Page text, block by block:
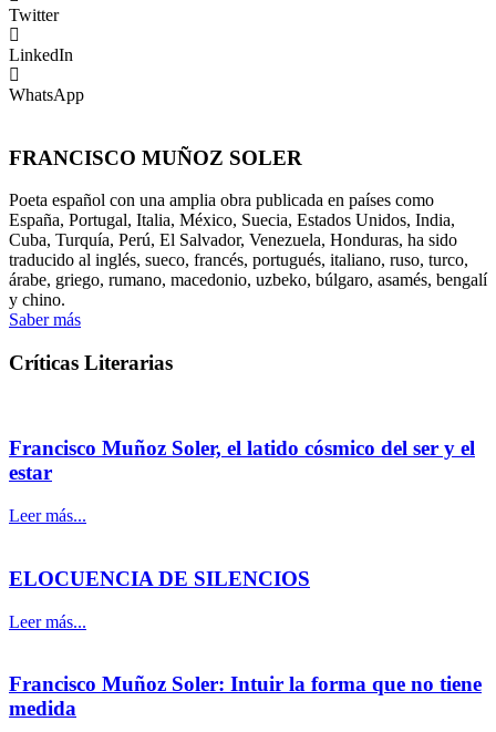
Twitter
LinkedIn
WhatsApp
FRANCISCO MUÑOZ SOLER
Poeta español con una amplia obra publicada en países como
España, Portugal, Italia, México, Suecia, Estados Unidos, India,
Cuba, Turquía, Perú, El Salvador, Venezuela, Honduras, ha sido
traducido al inglés, sueco, francés, portugués, italiano, ruso, turco,
árabe, griego, rumano, macedonio, uzbeko, búlgaro, asamés, bengalí
y chino.
Saber más
Críticas Literarias
Francisco Muñoz Soler, el latido cósmico del ser y el
estar
Leer más...
ELOCUENCIA DE SILENCIOS
Leer más...
Francisco Muñoz Soler: Intuir la forma que no tiene
medida